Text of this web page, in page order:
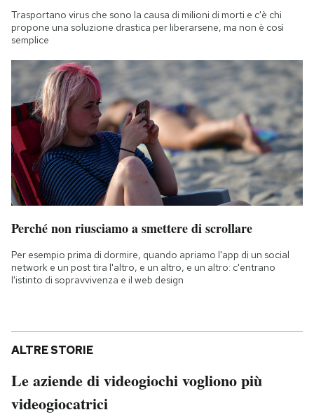
Trasportano virus che sono la causa di milioni di morti e c'è chi
propone una soluzione drastica per liberarsene, ma non è così
semplice
Perché non riusciamo a smettere di scrollare
Per esempio prima di dormire, quando apriamo l'app di un social
network e un post tira l'altro, e un altro, e un altro: c'entrano
l'istinto di sopravvivenza e il web design
ALTRE STORIE
Le aziende di videogiochi vogliono più
videogiocatrici